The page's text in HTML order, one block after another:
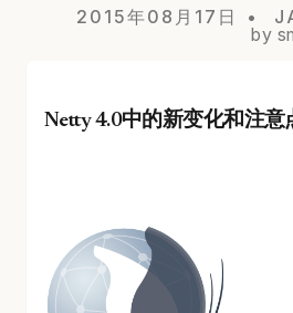
2015年08月17日
by
Netty 4.0中的新变化和注意